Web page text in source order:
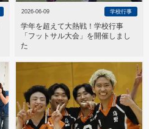
2026-06-09 学校行事
学年を超えて大熱戦！学校行事
「フットサル大会」を開催しまし
た